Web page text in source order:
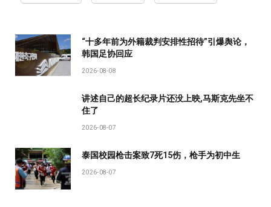
“十多年前为外籍裁判安排性招待”引爆舆论，
韩国足协回应
2026-08-08
讲述自己的超长纪录片还没上映,马斯克先坐不
住了
2026-08-07
泰国校园枪击案致7死15伤，枪手为初中生
2026-08-07